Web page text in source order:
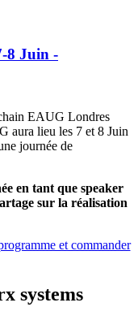
8 Juin -
EAUG Londres
aura lieu les 7 et 8 Juin
journée de
en tant que speaker
sur la réalisation
et commander